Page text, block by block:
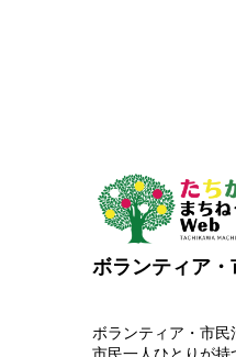
ボランティア
ボランティア・市